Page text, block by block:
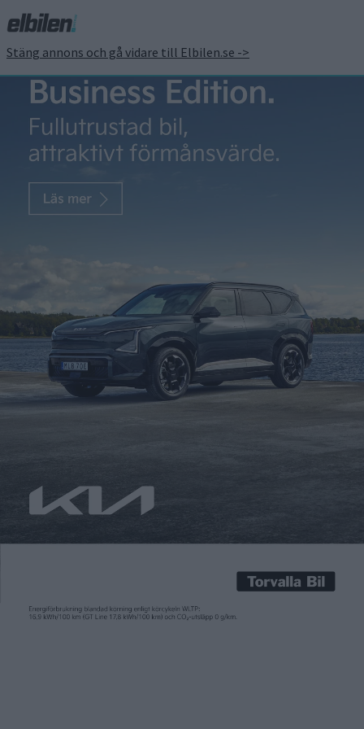
Stäng annons och gå vidare till Elbilen.se ->
Priset klart – det kostar
Mercedes GLC
Carl Undéhn 21 okt 2025
BMW iX3, som också den hade premiär under mässan. BMW bjöd
direkt på uppgiften att iX3 kostar från 749.900 kronor, så frågan
av elbilar från Mercedes. GLC hade premiär under bilmässan IAA
BMW iX3, som också den hade premiär under mässan. BMW bjöd